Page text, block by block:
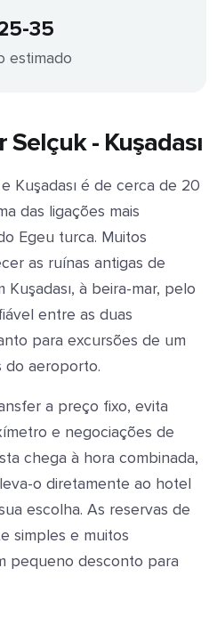
35
estimado
- Kuşadası
Kuşadası é de cerca de 20
das ligações mais
Egeu turca. Muitos
as ruínas antigas de
à beira-mar, pelo
entre as duas
para excursões de um
do aeroporto.
a preço fixo, evita
e negociações de
chega à hora combinada,
o diretamente ao hotel
escolha. As reservas de
simples e muitos
pequeno desconto para